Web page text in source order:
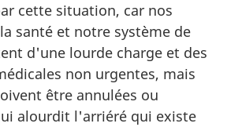
cette situation, car nos
santé et notre système de
d'une lourde charge et des
non urgentes, mais
être annulées ou
alourdit l'arriéré qui existe